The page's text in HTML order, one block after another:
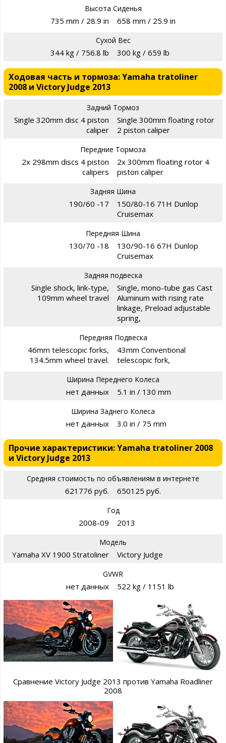
Высота Сиденья
735 mm / 28.9 in 658 mm / 25.9 in
Сухой Вес
344 kg / 756.8 lb 300 kg / 659 lb
Ходовая часть и тормоза: Yamaha tratoliner
2008 и Victory Judge 2013
Задний Тормоз
Single 320mm disc 4 piston
caliper
Single 300mm floating rotor
2 piston caliper
Передние Тормоза
2x 298mm discs 4 piston
calipers
2x 300mm floating rotor 4
piston caliper
Задняя Шина
190/60 -17
150/80-16 71H Dunlop
Cruisemax
Передняя Шина
130/70 -18
130/90-16 67H Dunlop
Cruisemax
Задняя подвеска
Single shock, link-type,
109mm wheel travel
Single, mono-tube gas Cast
Aluminum with rising rate
linkage, Preload adjustable
spring,
Передняя Подвеска
46mm telescopic forks,
134.5mm wheel travel.
43mm Conventional
telescopic fork,
Ширина Переднего Колеса
нет данных 5.1 in / 130 mm
Ширина Заднего Колеса
нет данных 3.0 in / 75 mm
Прочие характеристики: Yamaha tratoliner 2008
и Victory Judge 2013
Средняя стоимость по объявлениям в интернете
621776 руб. 650125 руб.
Год
2008-09 2013
Модель
Yamaha XV 1900 Stratoliner Victory Judge
GVWR
нет данных 522 kg / 1151 lb
Сравнение Victory Judge 2013 против Yamaha Roadliner
2008